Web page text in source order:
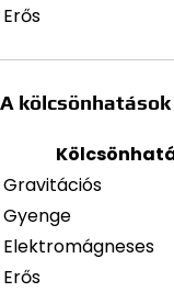
Erős
A
Gravitációs
Gyenge
Elektromágneses
Erős